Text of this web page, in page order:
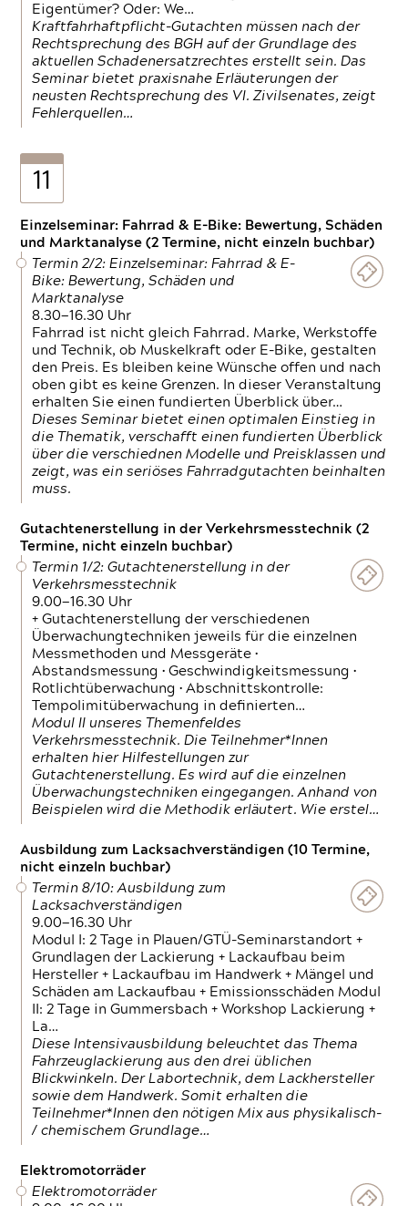
Eigentümer? Oder: We…
Kraftfahrhaftpflicht-Gutachten müssen nach der
Rechtsprechung des BGH auf der Grundlage des
aktuellen Schadenersatzrechtes erstellt sein. Das
Seminar bietet praxisnahe Erläuterungen der
neusten Rechtsprechung des VI. Zivilsenates, zeigt
Fehlerquellen…
11
Einzelseminar: Fahrrad & E-Bike: Bewertung, Schäden
und Marktanalyse (2 Termine, nicht einzeln buchbar)
Termin 2/2: Einzelseminar: Fahrrad & E-
Bike: Bewertung, Schäden und
Marktanalyse
8.30—16.30 Uhr
Fahrrad ist nicht gleich Fahrrad. Marke, Werkstoffe
und Technik, ob Muskelkraft oder E-Bike, gestalten
den Preis. Es bleiben keine Wünsche offen und nach
oben gibt es keine Grenzen. In dieser Veranstaltung
erhalten Sie einen fundierten Überblick über…
Dieses Seminar bietet einen optimalen Einstieg in
die Thematik, verschafft einen fundierten Überblick
über die verschiednen Modelle und Preisklassen und
zeigt, was ein seriöses Fahrradgutachten beinhalten
muss.
Gutachtenerstellung in der Verkehrsmesstechnik (2
Termine, nicht einzeln buchbar)
Termin 1/2: Gutachtenerstellung in der
Verkehrsmesstechnik
9.00—16.30 Uhr
+ Gutachtenerstellung der verschiedenen
Überwachungtechniken jeweils für die einzelnen
Messmethoden und Messgeräte •
Abstandsmessung • Geschwindigkeitsmessung •
Rotlichtüberwachung • Abschnittskontrolle:
Tempolimitüberwachung in definierten…
Modul II unseres Themenfeldes
Verkehrsmesstechnik. Die Teilnehmer*Innen
erhalten hier Hilfestellungen zur
Gutachtenerstellung. Es wird auf die einzelnen
Überwachungstechniken eingegangen. Anhand von
Beispielen wird die Methodik erläutert. Wie erstel…
Ausbildung zum Lacksachverständigen (10 Termine,
nicht einzeln buchbar)
Termin 8/10: Ausbildung zum
Lacksachverständigen
9.00—16.30 Uhr
Modul I: 2 Tage in Plauen/GTÜ-Seminarstandort +
Grundlagen der Lackierung + Lackaufbau beim
Hersteller + Lackaufbau im Handwerk + Mängel und
Schäden am Lackaufbau + Emissionsschäden Modul
II: 2 Tage in Gummersbach + Workshop Lackierung +
La…
Diese Intensivausbildung beleuchtet das Thema
Fahrzeuglackierung aus den drei üblichen
Blickwinkeln. Der Labortechnik, dem Lackhersteller
sowie dem Handwerk. Somit erhalten die
Teilnehmer*Innen den nötigen Mix aus physikalisch-
/ chemischem Grundlage…
Elektromotorräder
Elektromotorräder